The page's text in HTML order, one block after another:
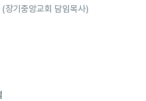
장기중앙교회 담임목사)